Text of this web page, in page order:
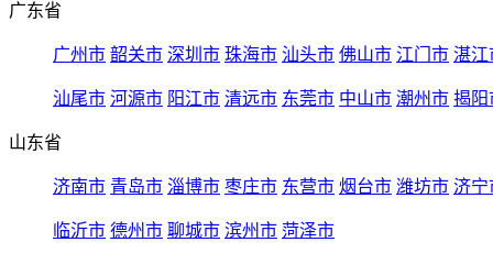
广东省
广州市 韶关市 深圳市 珠海市 汕头市 佛山市 江门市 湛江
汕尾市 河源市 阳江市 清远市 东莞市 中山市 潮州市 揭阳
山东省
济南市 青岛市 淄博市 枣庄市 东营市 烟台市 潍坊市 济宁
临沂市 德州市 聊城市 滨州市 菏泽市